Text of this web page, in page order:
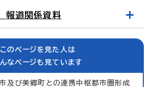
道関係資料
このページを見た人は
なページも見ています
市及び美郷町との連携中枢都市圏形成